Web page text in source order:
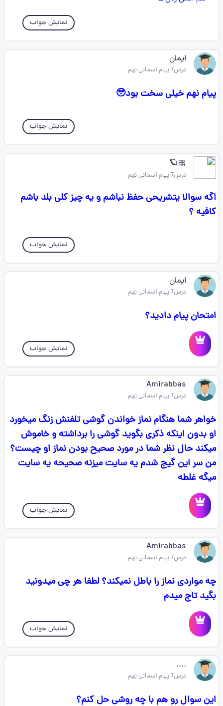
نمایش جواب
ایمان
درس7 پیام آسمانی نهم
پیام نهم خیلی سخت بود🥹
نمایش جواب
🎀🪐
درس7 پیام آسمانی نهم
اگه سوالا یتشریحی حفظ نباشم و یه چیز کلی بلد باشم
کافیه ؟
نمایش جواب
ایمان
درس7 پیام آسمانی نهم
امتحان پیام دادید؟
نمایش جواب
Amirabbas
درس7 پیام آسمانی نهم
خواهر شما هنگام نماز خواندن گوشی تلفنش زنگ میخورد
او بدون اینکه ذکری بگوید گوشی را برداشته و خاموش
میکند حال نظر شما در مورد صحیح بودن نماز او چیست؟
من سر این گیج شدم یه سایت میزنه صحیحه یه سایت
میگه غلطه
نمایش جواب
Amirabbas
درس7 پیام آسمانی نهم
چه مواردی نماز را باطل نمیکند؟ لطفا هر چی میدونید
بگید تاج میدم
نمایش جواب
....
درس7 پیام آسمانی نهم
این سوال رو هم با چه روشی حل کنم؟